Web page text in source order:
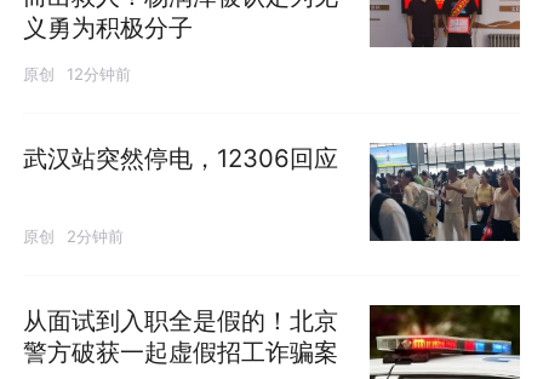
义勇为积极分子
原创 12分钟前
武汉站突然停电，12306回应
原创 2分钟前
从面试到入职全是假的！北京
警方破获一起虚假招工诈骗案